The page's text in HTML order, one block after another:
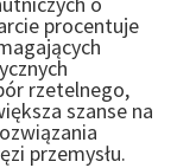
procentuje
rzetelnego,
szanse na
przemysłu.